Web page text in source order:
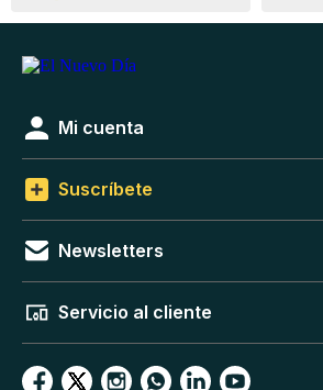
Mi cuenta
Suscríbete
Newsletters
Servicio al cliente